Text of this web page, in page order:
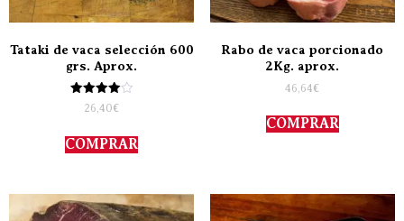
Tataki de vaca selección 600
grs. Aprox.
Valorado
con
de 5
26,40€
COMPRAR
Rabo de vaca porcionado
2Kg. aprox.
46,64€
COMPRAR